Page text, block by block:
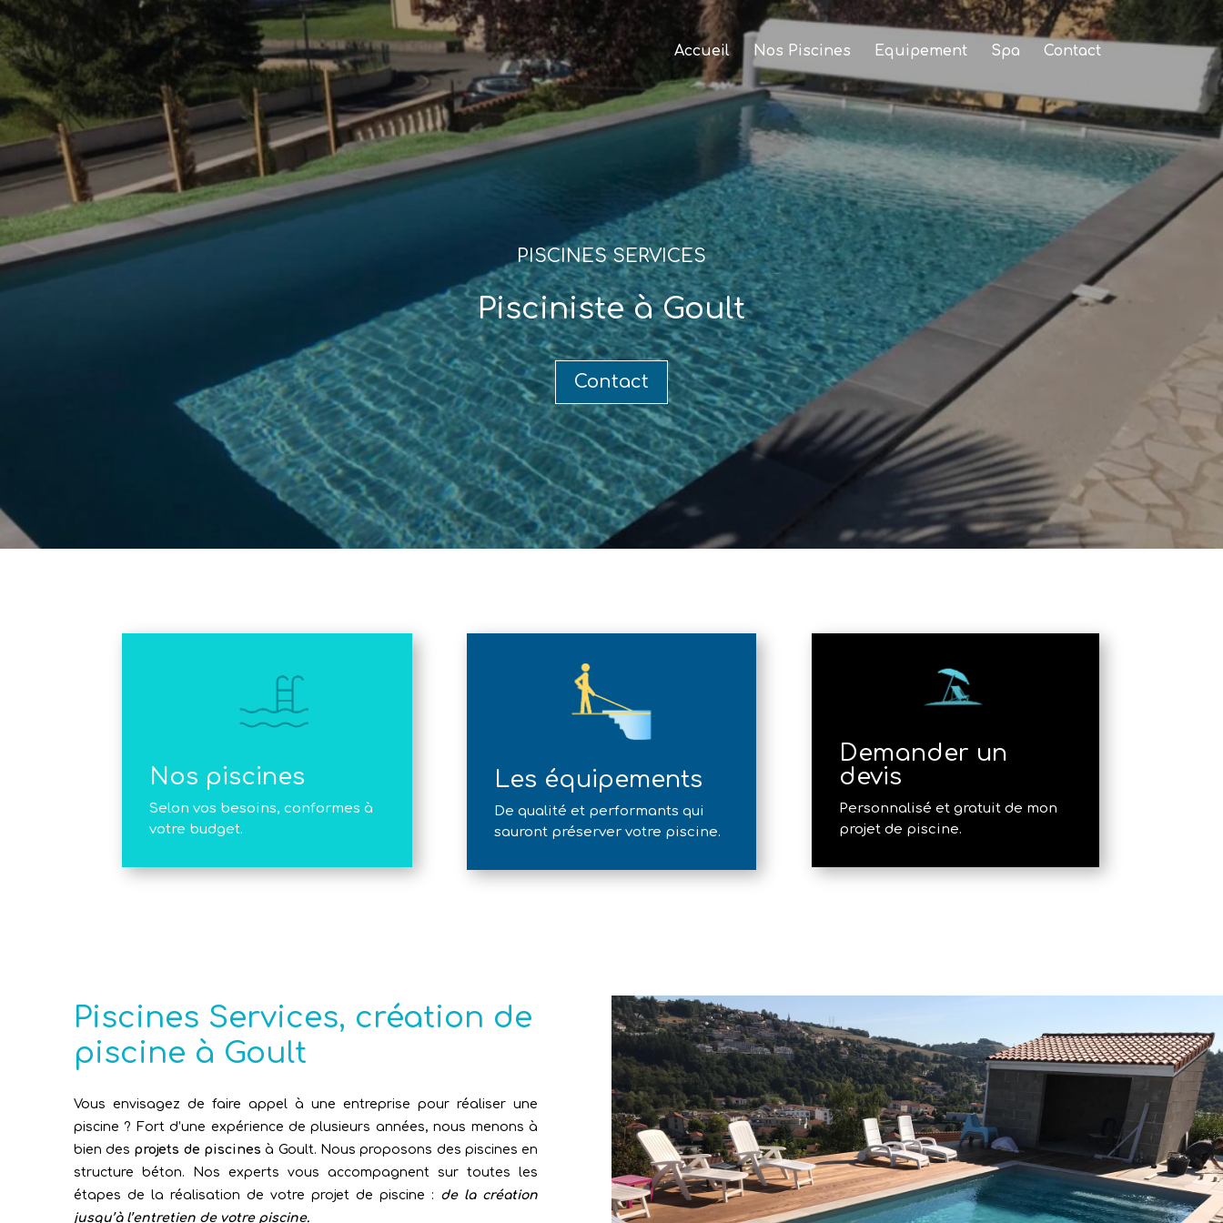
Accueil Nos Piscines Equipement Spa Contact
PISCINES SERVICES
Pisciniste à Goult
Contact
Nos piscines
Selon vos besoins, conformes à
votre budget.
Les équipements
De qualité et performants qui
sauront préserver votre piscine.
Demander un
devis
Personnalisé et gratuit de mon
projet de piscine.
Piscines Services, création de
piscine à Goult
Vous envisagez de faire appel à une entreprise pour réaliser une
piscine ? Fort d’une expérience de plusieurs années, nous menons à
bien des projets de piscines à Goult. Nous proposons des piscines en
structure béton. Nos experts vous accompagnent sur toutes les
étapes de la réalisation de votre projet de piscine : de la création
jusqu’à l’entretien de votre piscine.